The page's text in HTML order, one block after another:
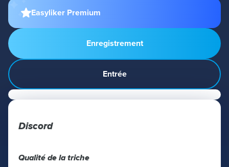
Easyliker Premium
Enregistrement
Entrée
Discord
Qualité de la triche